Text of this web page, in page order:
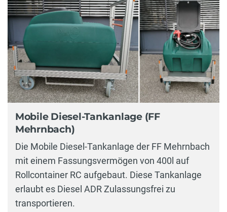
Mobile Diesel-Tankanlage (FF
Mehrnbach)
Die Mobile Diesel-Tankanlage der FF Mehrnbach
mit einem Fassungsvermögen von 400l auf
Rollcontainer RC aufgebaut. Diese Tankanlage
erlaubt es Diesel ADR Zulassungsfrei zu
transportieren.